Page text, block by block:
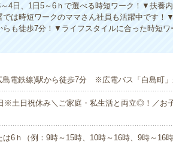
4日、1日5～6ｈで選べる時短ワーク！▼扶養
は時短ワークのママさん社員も活躍中です！
らも徒歩7分！▼ライフスタイルに合った時短
島電鉄線)駅から徒歩7分 ※広電バス「白島町」
※土日祝休み＼ご家庭・私生活と両立◎！／お
6ｈ（例：9時～15時、10時～16時、9時～16